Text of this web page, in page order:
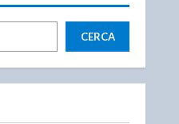
CERCA